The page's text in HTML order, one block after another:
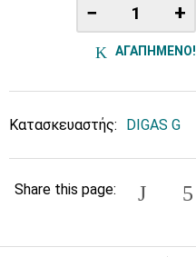
− +
ΑΓΑΠΗΜΕΝΟ!
Κατασκευαστής: DIGAS G
Share this page: